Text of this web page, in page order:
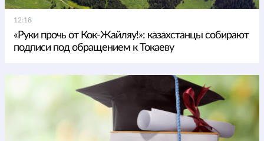
12:18
«Руки прочь от Кок-Жайляу!»: казахстанцы собирают
подписи под обращением к Токаеву